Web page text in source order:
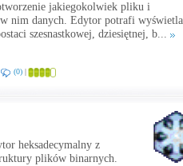
jakiegokolwiek pliku i
nim danych. Edytor potrafi
szesnastkowej, dziesiętnej, b...
(0) |
heksadecymalny z
plików binarnych.